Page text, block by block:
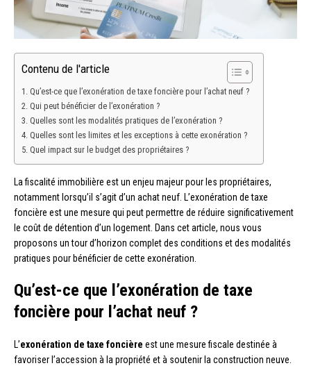
Contenu de l'article
Qu’est-ce que l’exonération de taxe foncière pour l’achat neuf ?
Qui peut bénéficier de l’exonération ?
Quelles sont les modalités pratiques de l’exonération ?
Quelles sont les limites et les exceptions à cette exonération ?
Quel impact sur le budget des propriétaires ?
La fiscalité immobilière est un enjeu majeur pour les propriétaires,
notamment lorsqu’il s’agit d’un achat neuf. L’exonération de taxe
foncière est une mesure qui peut permettre de réduire significativement
le coût de détention d’un logement. Dans cet article, nous vous
proposons un tour d’horizon complet des conditions et des modalités
pratiques pour bénéficier de cette exonération.
Qu’est-ce que l’exonération de taxe
foncière pour l’achat neuf ?
L’exonération de taxe foncière est une mesure fiscale destinée à
favoriser l’accession à la propriété et à soutenir la construction neuve.